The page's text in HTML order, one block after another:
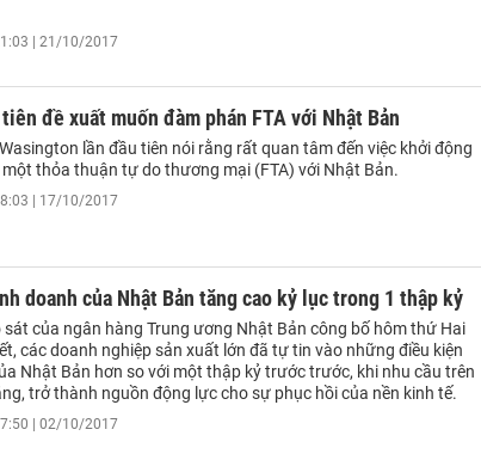
| 21/10/2017
đề xuất muốn đàm phán FTA với Nhật Bản
lần đầu tiên nói rằng rất quan tâm đến việc khởi động
thỏa thuận tự do thương mại (FTA) với Nhật Bản.
| 17/10/2017
doanh của Nhật Bản tăng cao kỷ lục trong 1 thập kỷ
sát của ngân hàng Trung ương Nhật Bản công bố hôm thứ Hai
các doanh nghiệp sản xuất lớn đã tự tin vào những điều kiện
Nhật Bản hơn so với một thập kỷ trước trước, khi nhu cầu trên
trở thành nguồn động lực cho sự phục hồi của nền kinh tế.
| 02/10/2017